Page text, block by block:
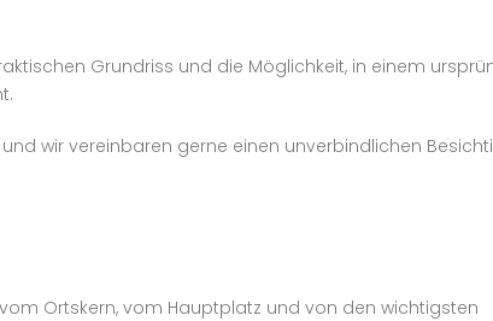
Grundriss und die Möglichkeit, in einem
und wir vereinbaren gerne einen unverbindlichen
Ortskern, vom Hauptplatz und von den wichtigsten